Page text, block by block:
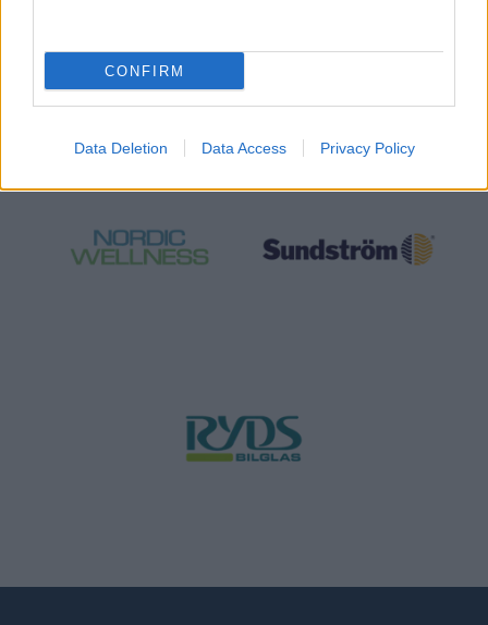
CONFIRM
Data Deletion Data Access Privacy Policy